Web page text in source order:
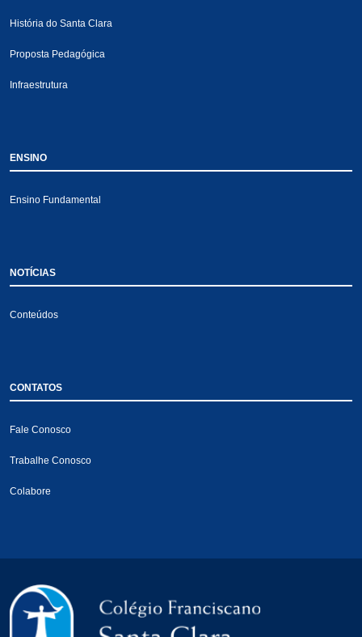
História do Santa Clara
Proposta Pedagógica
Infraestrutura
ENSINO
Ensino Fundamental
NOTÍCIAS
Conteúdos
CONTATOS
Fale Conosco
Trabalhe Conosco
Colabore